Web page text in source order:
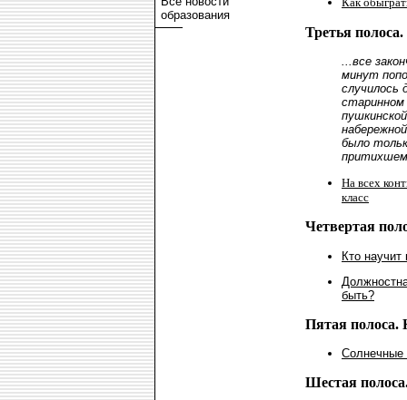
образования
Третья
...все
минут
случилось
старинном
было
На всех
класс
Четвертая
Кто
быть?
Пятая полоса.
Солнечные
Шестая